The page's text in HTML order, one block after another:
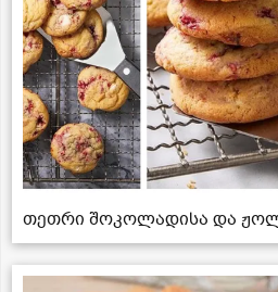
თეთრი შოკოლადისა და